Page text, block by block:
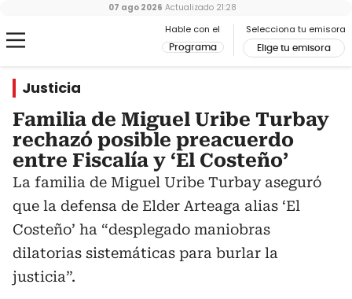
Hable con el
Programa
Selecciona tu emisora
Elige tu emisora
07 ago 2026 Actualizado 21:28
Justicia
Familia de Miguel Uribe Turbay
rechazó posible preacuerdo
entre Fiscalía y ‘El Costeño’
La familia de Miguel Uribe Turbay aseguró
que la defensa de Elder Arteaga alias ‘El
Costeño’ ha “desplegado maniobras
dilatorias sistemáticas para burlar la
justicia”.